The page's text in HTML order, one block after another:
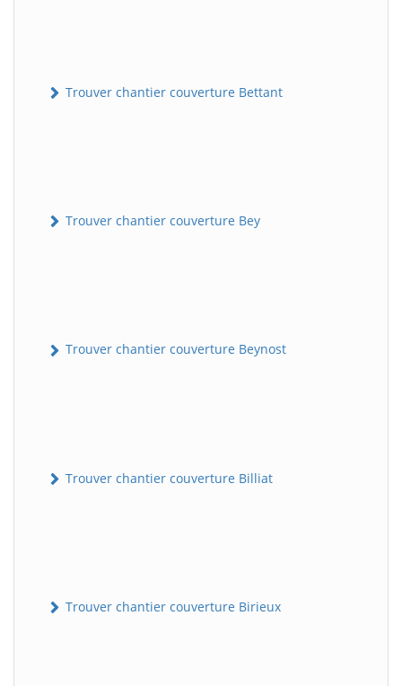
Trouver chantier couverture Bettant
Trouver chantier couverture Bey
Trouver chantier couverture Beynost
Trouver chantier couverture Billiat
Trouver chantier couverture Birieux